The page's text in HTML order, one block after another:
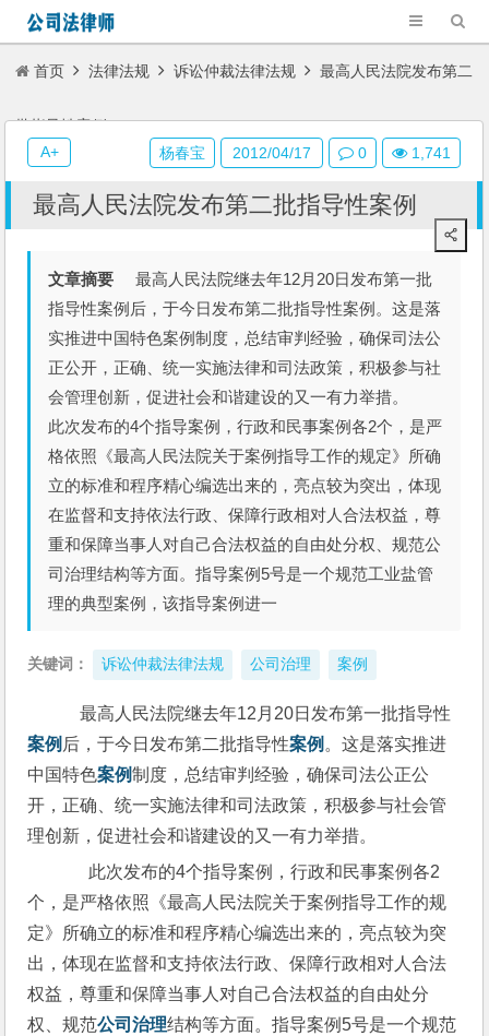
首页 法律法规 诉讼仲裁法律法规 最高人民法院发布第二
批指导性案例
最高人民法院发布第二批指导性案例
文章摘要 最高人民法院继去年12月20日发布第一批
指导性案例后，于今日发布第二批指导性案例。这是落
实推进中国特色案例制度，总结审判经验，确保司法公
正公开，正确、统一实施法律和司法政策，积极参与社
会管理创新，促进社会和谐建设的又一有力举措。
此次发布的4个指导案例，行政和民事案例各2个，是严
格依照《最高人民法院关于案例指导工作的规定》所确
立的标准和程序精心编选出来的，亮点较为突出，体现
在监督和支持依法行政、保障行政相对人合法权益，尊
重和保障当事人对自己合法权益的自由处分权、规范公
司治理结构等方面。指导案例5号是一个规范工业盐管
理的典型案例，该指导案例进一
关键词： 诉讼仲裁法律法规 公司治理 案例
最高人民法院继去年12月20日发布第一批指导性
案例 后，于今日发布第二批指导性案例 。这是落实推进
中国特色案例制度，总结审判经验，确保司法公正公
开，正确、统一实施法律和司法政策，积极参与社会管
理创新，促进社会和谐建设的又一有力举措。
此次发布的4个指导案例，行政和民事案例各2
个，是严格依照《最高人民法院关于案例指导工作的规
定》所确立的标准和程序精心编选出来的，亮点较为突
出，体现在监督和支持依法行政、保障行政相对人合法
权益，尊重和保障当事人对自己合法权益的自由处分
权、规范公司治理结构等方面。指导案例5号是一个规范
杨春宝 2012/04/17 0 1,741
A+